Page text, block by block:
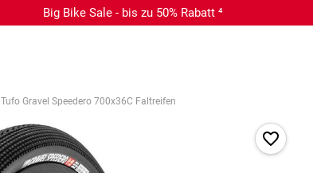
Big Bike Sale - bis zu 50% Rabatt ⁴
Tufo Gravel Speedero 700x36C Faltreifen